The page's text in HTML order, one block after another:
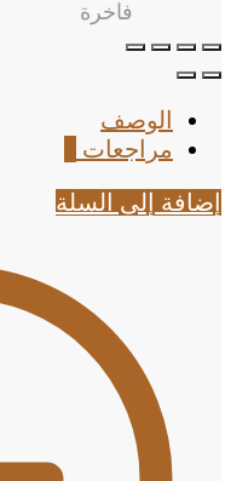
الوصف
مراجعات
إضافة إلى السلة